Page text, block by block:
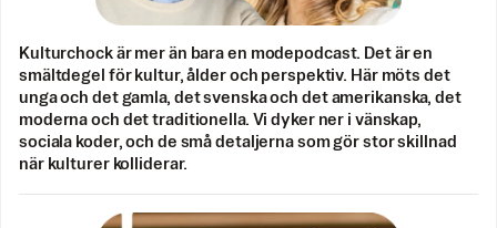
Kulturchock är mer än bara en modepodcast. Det är en
smältdegel för kultur, ålder och perspektiv. Här möts det
unga och det gamla, det svenska och det amerikanska, det
moderna och det traditionella. Vi dyker ner i vänskap,
sociala koder, och de små detaljerna som gör stor skillnad
när kulturer kolliderar.